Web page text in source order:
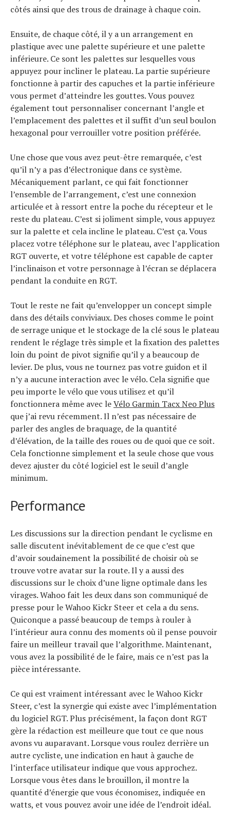
côtés ainsi que des trous de drainage à chaque coin.
Ensuite, de chaque côté, il y a un arrangement en
plastique avec une palette supérieure et une palette
inférieure. Ce sont les palettes sur lesquelles vous
appuyez pour incliner le plateau. La partie supérieure
fonctionne à partir des capuches et la partie inférieure
vous permet d’atteindre les gouttes. Vous pouvez
également tout personnaliser concernant l’angle et
l’emplacement des palettes et il suffit d’un seul boulon
hexagonal pour verrouiller votre position préférée.
Une chose que vous avez peut-être remarquée, c’est
qu’il n’y a pas d’électronique dans ce système.
Mécaniquement parlant, ce qui fait fonctionner
l’ensemble de l’arrangement, c’est une connexion
articulée et à ressort entre la poche du récepteur et le
reste du plateau. C’est si joliment simple, vous appuyez
sur la palette et cela incline le plateau. C’est ça. Vous
placez votre téléphone sur le plateau, avec l’application
RGT ouverte, et votre téléphone est capable de capter
l’inclinaison et votre personnage à l’écran se déplacera
pendant la conduite en RGT.
Tout le reste ne fait qu’envelopper un concept simple
dans des détails conviviaux. Des choses comme le point
de serrage unique et le stockage de la clé sous le plateau
rendent le réglage très simple et la fixation des palettes
loin du point de pivot signifie qu’il y a beaucoup de
levier. De plus, vous ne tournez pas votre guidon et il
n’y a aucune interaction avec le vélo. Cela signifie que
peu importe le vélo que vous utilisez et qu’il
fonctionnera même avec leVélo Garmin Tacx Neo Plus
que j’ai revu récemment. Il n’est pas nécessaire de
parler des angles de braquage, de la quantité
d’élévation, de la taille des roues ou de quoi que ce soit.
Cela fonctionne simplement et la seule chose que vous
devez ajuster du côté logiciel est le seuil d’angle
minimum.
Performance
Les discussions sur la direction pendant le cyclisme en
salle discutent inévitablement de ce que c’est que
d’avoir soudainement la possibilité de choisir où se
trouve votre avatar sur la route. Il y a aussi des
discussions sur le choix d’une ligne optimale dans les
virages. Wahoo fait les deux dans son communiqué de
presse pour le Wahoo Kickr Steer et cela a du sens.
Quiconque a passé beaucoup de temps à rouler à
l’intérieur aura connu des moments où il pense pouvoir
faire un meilleur travail que l’algorithme. Maintenant,
vous avez la possibilité de le faire, mais ce n’est pas la
pièce intéressante.
Ce qui est vraiment intéressant avec le Wahoo Kickr
Steer, c’est la synergie qui existe avec l’implémentation
du logiciel RGT. Plus précisément, la façon dont RGT
gère la rédaction est meilleure que tout ce que nous
avons vu auparavant. Lorsque vous roulez derrière un
autre cycliste, une indication en haut à gauche de
l’interface utilisateur indique que vous approchez.
Lorsque vous êtes dans le brouillon, il montre la
quantité d’énergie que vous économisez, indiquée en
watts, et vous pouvez avoir une idée de l’endroit idéal.